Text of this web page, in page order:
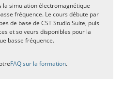
la simulation électromagnétique
fréquence. Le cours débute par
de base de CST Studio Suite, puis
et solveurs disponibles pour la
basse fréquence.
FAQ sur la formation.